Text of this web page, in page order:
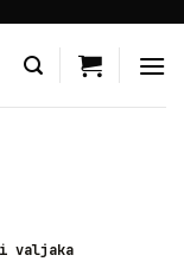
valjaka